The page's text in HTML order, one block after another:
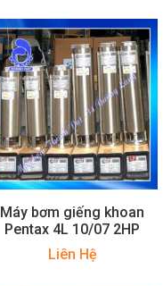
Máy bơm giếng khoan
Pentax 4L 10/07 2HP
Liên Hệ